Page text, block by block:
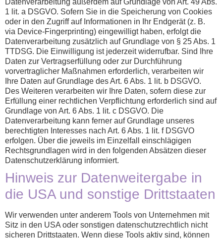
Datenverarbeitung außerdem auf Grundlage von Art. 49 Abs.
1 lit. a DSGVO. Sofern Sie in die Speicherung von Cookies
oder in den Zugriff auf Informationen in Ihr Endgerät (z. B.
via Device-Fingerprinting) eingewilligt haben, erfolgt die
Datenverarbeitung zusätzlich auf Grundlage von § 25 Abs. 1
TTDSG. Die Einwilligung ist jederzeit widerrufbar. Sind Ihre
Daten zur Vertragserfüllung oder zur Durchführung
vorvertraglicher Maßnahmen erforderlich, verarbeiten wir
Ihre Daten auf Grundlage des Art. 6 Abs. 1 lit. b DSGVO.
Des Weiteren verarbeiten wir Ihre Daten, sofern diese zur
Erfüllung einer rechtlichen Verpflichtung erforderlich sind auf
Grundlage von Art. 6 Abs. 1 lit. c DSGVO. Die
Datenverarbeitung kann ferner auf Grundlage unseres
berechtigten Interesses nach Art. 6 Abs. 1 lit. f DSGVO
erfolgen. Über die jeweils im Einzelfall einschlägigen
Rechtsgrundlagen wird in den folgenden Absätzen dieser
Datenschutzerklärung informiert.
Hinweis zur Datenweitergabe in
die USA und sonstige Drittstaaten
Wir verwenden unter anderem Tools von Unternehmen mit
Sitz in den USA oder sonstigen datenschutzrechtlich nicht
sicheren Drittstaaten. Wenn diese Tools aktiv sind, können